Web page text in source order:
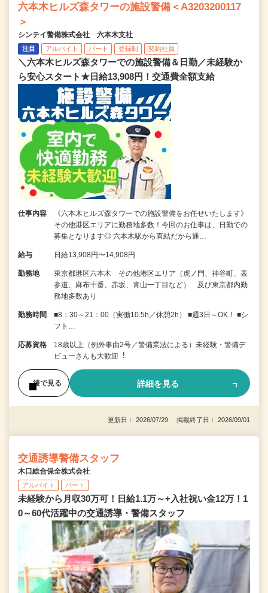
六本木ヒルズ森タワーの施設警備＜A3203200117
＞
シンテイ警備株式会社 六本木支社
注目 アルバイト パート 登録制 契約社員
＼六本木ヒルズ森タワーでの施設警備＆日勤／未経験か
ら安心スタート★日給13,908円！交通費全額支給
仕事内容
《六本木ヒルズ森タワーでの施設警備をお任せいたします》
その他港区エリアに勤務地多数！今回のお仕事は、日勤での
募集となります◎ 六本木駅から直結だから通…
給与 日給13,908円〜14,908円
勤務地
東京都港区六本木 その他港区エリア（虎ノ門、神谷町、表
参道、麻布十番、赤坂、青山一丁目など） 及び東京都内勤
務地多数あり
勤務時間
■8：30～21：00（実働10.5h／休憩2h） ■週3日～OK！ ■シ
フト…
応募資格
18歳以上（例外事由2号／警備業法による）未経験・警備デ
ビューさんも⼤歓迎︕
後で見る 詳細を見る
更新日： 2026/07/29 掲載終了日： 2026/09/01
交通誘導警備スタッフ
木口総合保全株式会社
アルバイト パート
未経験から月収30万可！日給1.1万～+入社祝い金12万！1
0～60代活躍中の交通誘導・警備スタッフ